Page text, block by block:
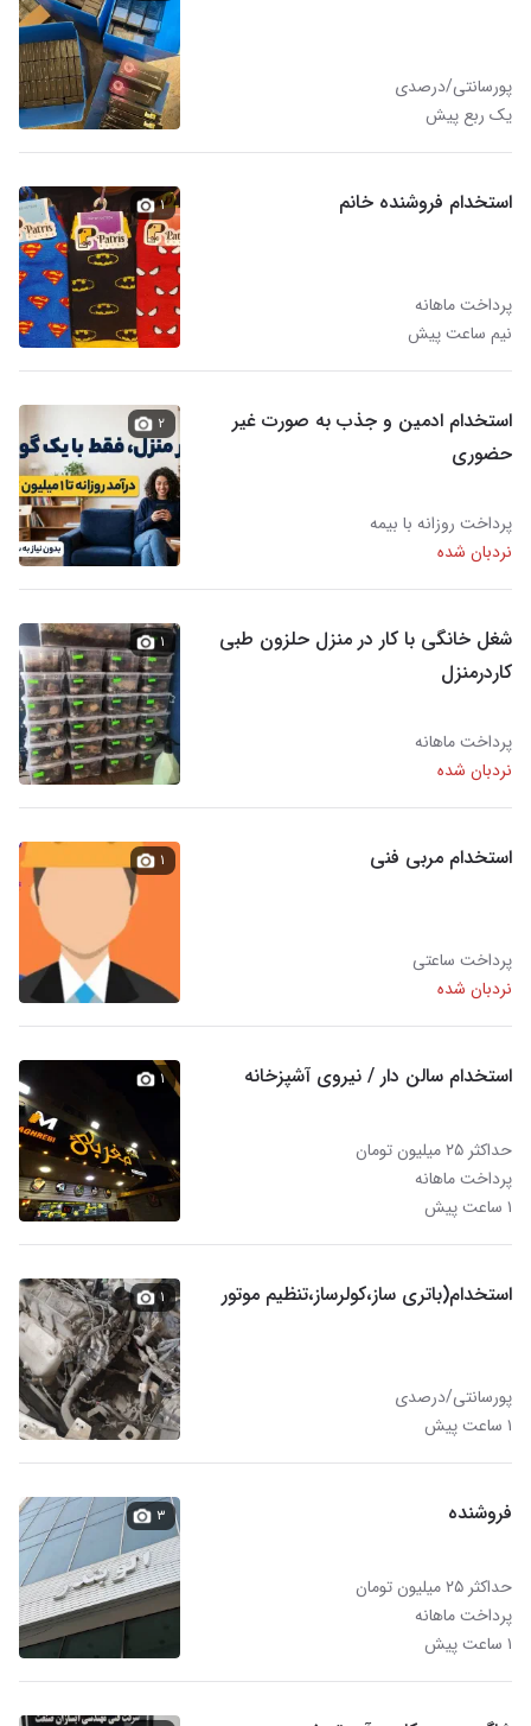
پورسانتی/درصدی
یک ربع پیش
استخدام فروشنده خانم
پرداخت ماهانه
نیم ساعت پیش
۱
استخدام ادمین و جذب به صورت غیر
حضوری‌‌
پرداخت روزانه با بیمه
نردبان شده
۲
شغل خانگی با کار در منزل حلزون طبی
کاردرمنزل
پرداخت ماهانه
نردبان شده
۱
استخدام مربی فنی
پرداخت ساعتی
نردبان شده
۱
استخدام سالن دار / نیروی آشپزخانه
حداکثر ۲۵ میلیون تومان
پرداخت ماهانه
۱ ساعت پیش
۱
استخدام(باتری ساز،کولرساز،تنظیم موتور
پورسانتی/درصدی
۱ ساعت پیش
۱
فروشنده
حداکثر ۲۵ میلیون تومان
پرداخت ماهانه
۱ ساعت پیش
۳